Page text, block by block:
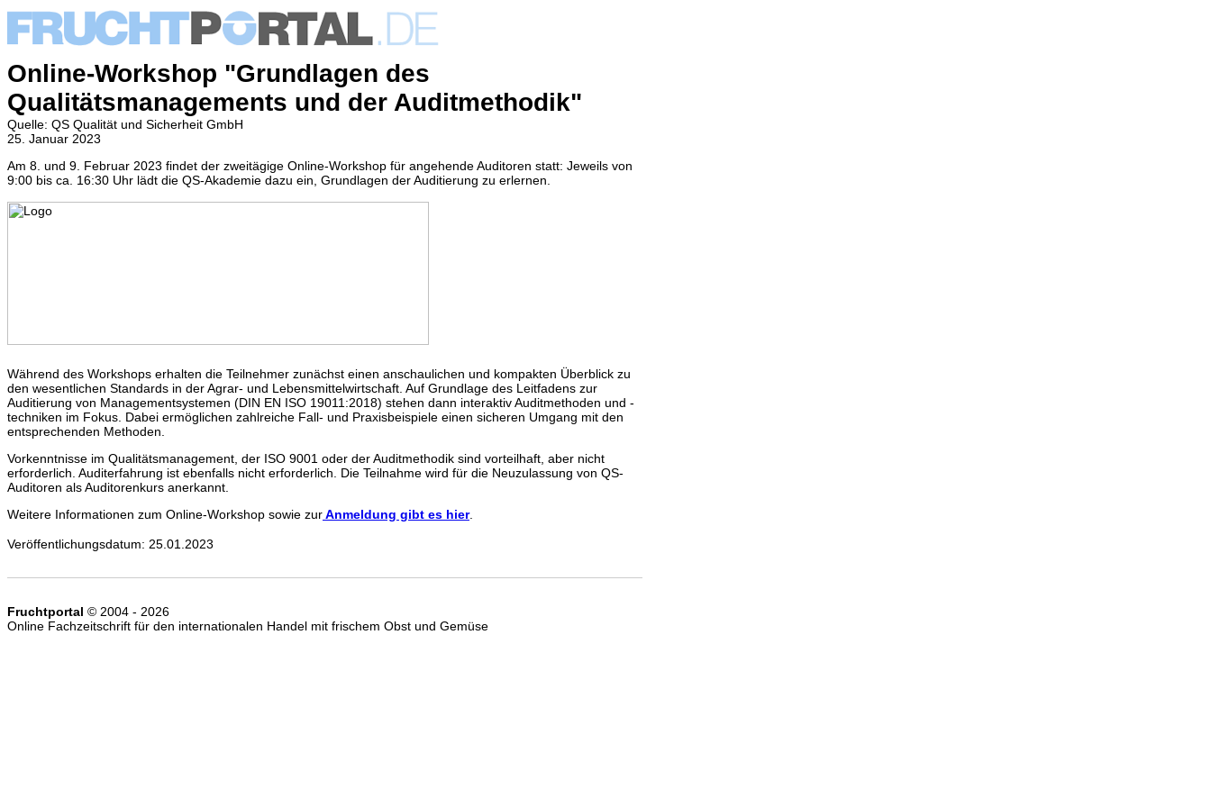
Online-Workshop "Grundlagen des
Qualitätsmanagements und der Auditmethodik"
Quelle: QS Qualität und Sicherheit GmbH
25. Januar 2023
Am 8. und 9. Februar 2023 findet der zweitägige Online-Workshop für angehende Auditoren statt: Jeweils von
9:00 bis ca. 16:30 Uhr lädt die QS-Akademie dazu ein, Grundlagen der Auditierung zu erlernen.
Während des Workshops erhalten die Teilnehmer zunächst einen anschaulichen und kompakten Überblick zu
den wesentlichen Standards in der Agrar- und Lebensmittelwirtschaft. Auf Grundlage des Leitfadens zur
Auditierung von Managementsystemen (DIN EN ISO 19011:2018) stehen dann interaktiv Auditmethoden und -
techniken im Fokus. Dabei ermöglichen zahlreiche Fall- und Praxisbeispiele einen sicheren Umgang mit den
entsprechenden Methoden.
Vorkenntnisse im Qualitätsmanagement, der ISO 9001 oder der Auditmethodik sind vorteilhaft, aber nicht
erforderlich. Auditerfahrung ist ebenfalls nicht erforderlich. Die Teilnahme wird für die Neuzulassung von QS-
Auditoren als Auditorenkurs anerkannt.
Weitere Informationen zum Online-Workshop sowie zurAnmeldung gibt es hier.
Veröffentlichungsdatum: 25.01.2023
Fruchtportal © 2004 - 2026
Online Fachzeitschrift für den internationalen Handel mit frischem Obst und Gemüse